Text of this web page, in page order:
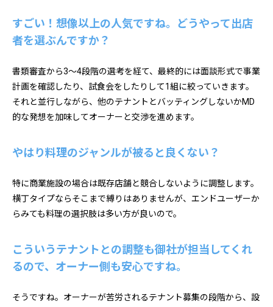
すごい！想像以上の人気ですね。どうやって出店
者を選ぶんですか？
書類審査から3～4段階の選考を経て、最終的には面談形式で事業
計画を確認したり、試食会をしたりして1組に絞っていきます。
それと並行しながら、他のテナントとバッティングしないかMD
的な発想を加味してオーナーと交渉を進めます。
やはり料理のジャンルが被ると良くない？
特に商業施設の場合は既存店舗と競合しないように調整します。
横丁タイプならそこまで縛りはありませんが、エンドユーザーか
らみても料理の選択肢は多い方が良いので。
こういうテナントとの調整も御社が担当してくれ
るので、オーナー側も安心ですね。
そうですね。オーナーが苦労されるテナント募集の段階から、設